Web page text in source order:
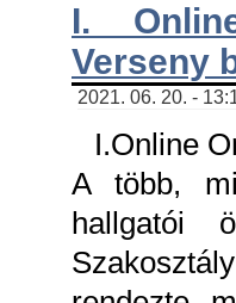
I.
Verseny
2021. 06. 20. -
I.Online
A több,
hallgatói